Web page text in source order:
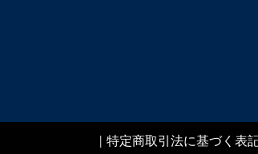
特定商取引法に基づく表